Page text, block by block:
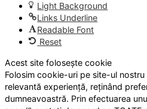
Light Background
Links Underline
Readable Font
Reset
Acest site folosește cookie
Folosim cookie-uri pe site-ul
relevantă experiență, reținând
dumneavoastră. Prin efectuarea